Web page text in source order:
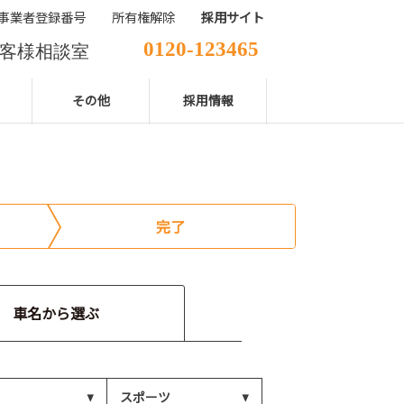
様相談室 0120-123465
話番号 029-850-2111
その他 採用情報
業者登録番号 所有権解除 採用サイト
完了
車名から選ぶ
スポーツ